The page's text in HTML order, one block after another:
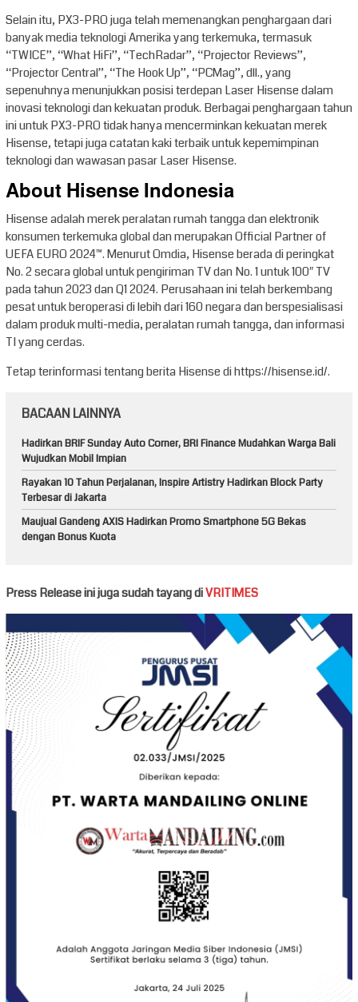
Selain itu, PX3-PRO juga telah memenangkan penghargaan dari
banyak media teknologi Amerika yang terkemuka, termasuk
“TWICE”, “What HiFi”, “TechRadar”, “Projector Reviews”,
“Projector Central”, “The Hook Up”, “PCMag”, dll., yang
sepenuhnya menunjukkan posisi terdepan Laser Hisense dalam
inovasi teknologi dan kekuatan produk. Berbagai penghargaan tahun
ini untuk PX3-PRO tidak hanya mencerminkan kekuatan merek
Hisense, tetapi juga catatan kaki terbaik untuk kepemimpinan
teknologi dan wawasan pasar Laser Hisense.
About Hisense Indonesia
Hisense adalah merek peralatan rumah tangga dan elektronik
konsumen terkemuka global dan merupakan Official Partner of
UEFA EURO 2024™️. Menurut Omdia, Hisense berada di peringkat
No. 2 secara global untuk pengiriman TV dan No. 1 untuk 100″ TV
pada tahun 2023 dan Q1 2024. Perusahaan ini telah berkembang
pesat untuk beroperasi di lebih dari 160 negara dan berspesialisasi
dalam produk multi-media, peralatan rumah tangga, dan informasi
TI yang cerdas.
Tetap terinformasi tentang berita Hisense di https://hisense.id/.
BACAAN LAINNYA
Hadirkan BRIF Sunday Auto Corner, BRI Finance Mudahkan Warga Bali
Wujudkan Mobil Impian
Rayakan 10 Tahun Perjalanan, Inspire Artistry Hadirkan Block Party
Terbesar di Jakarta
Maujual Gandeng AXIS Hadirkan Promo Smartphone 5G Bekas
dengan Bonus Kuota
Press Release ini juga sudah tayang diVRITIMES